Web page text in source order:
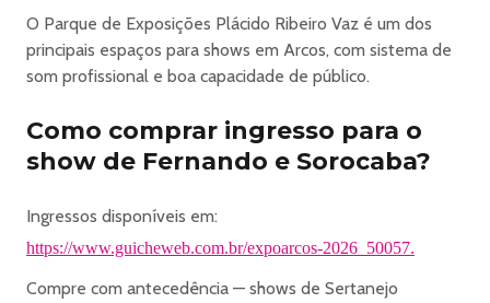
premium complementam a experiência com conforto,
serviços exclusivos e ativações de marca.
Mais do que uma festa, a ExpoArcos é um ponto de
encontro de gerações — onde a força do campo, a paixão
pelo rodeio e a música se unem para criar momentos
inesquecíveis.
ExpoArcos — tradição, emoção e espetáculo na arena.
https://www.guicheweb.com.br/expoarcos-2026_50057
O Parque de Exposições Plácido Ribeiro Vaz é um dos
principais espaços para shows em Arcos, com sistema de
som profissional e boa capacidade de público.
Como comprar ingresso para o
show de Fernando e Sorocaba?
Ingressos disponíveis em:
https://www.guicheweb.com.br/expoarcos-2026_50057.
Compre com antecedência — shows de Sertanejo